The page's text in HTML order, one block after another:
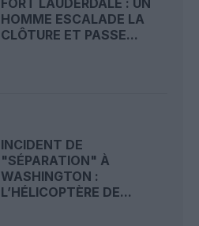
FORT LAUDERDALE : UN
HOMME ESCALADE LA
CLÔTURE ET PASSE...
INCIDENT DE
"SÉPARATION" À
WASHINGTON :
L’HÉLICOPTÈRE DE...